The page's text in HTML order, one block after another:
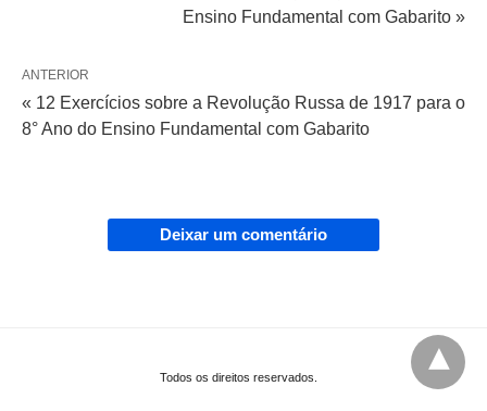
Ensino Fundamental com Gabarito »
ANTERIOR
« 12 Exercícios sobre a Revolução Russa de 1917 para o
8° Ano do Ensino Fundamental com Gabarito
Deixar um comentário
Todos os direitos reservados.